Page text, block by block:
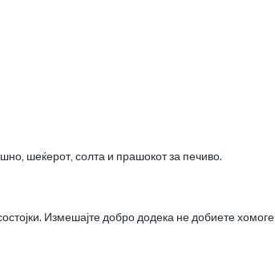
шеќерот, солта и прашокот за печиво.
Измешајте добро додека не добиете